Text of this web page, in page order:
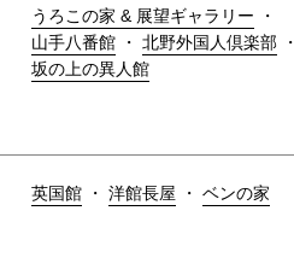
うろこの家 & 展望ギャラリー ・
山手八番館 ・ 北野外国人倶楽部 ・
坂の上の異人館
英国館 ・ 洋館長屋 ・ ベンの家